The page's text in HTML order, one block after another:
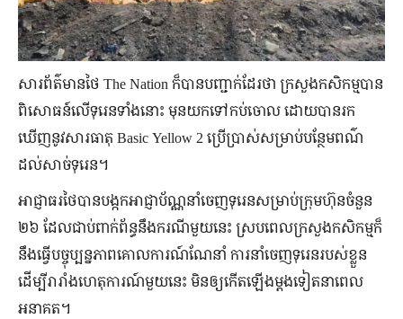
សារព័ត៌មានថៃ The Nation ក៏បានបញ្ជាក់ដែរថា ក្រសួងកសិកម្មបាន
ពិសោធន៍លើទុរេនទាំងនោះ មុនយកទៅកប់ចោល ដោយបានរក
ឃើញនូវសារធាតុ Basic Yellow 2 ប្រើប្រាស់សម្រាប់បន្ថែមពណ៌
ដល់សាច់ទុរេន។
អាជ្ញាធរថៃបានបង្កកអាជ្ញាប័ណ្ណនាំចេញទុរេនសម្រាប់ក្រុមហ៊ុនចំនួន
២៦ ដែលជាប់ពាក់ព័ន្ធនឹងករណីមួយនេះ ស្របពេលក្រសួងកសិកម្មក៏
នឹងធ្វើបច្ចុប្បន្នភាពគោលការណ៍ណែនាំ ការនាំចេញទុរេនរបស់ខ្លួន
ដើម្បីរារាំងហេតុការណ៍មួយនេះ មិនឲ្យកើតឡើងម្ដងទៀតនាពេល
អនាគត។